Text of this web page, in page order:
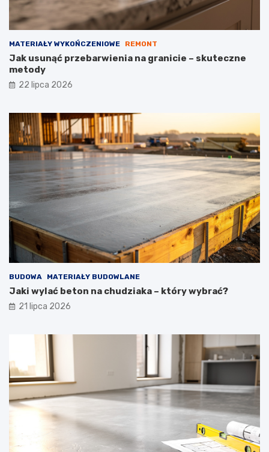
MATERIAŁY WYKOŃCZENIOWE REMONT
Jak usunąć przebarwienia na granicie – skuteczne
metody
22 lipca 2026
BUDOWA MATERIAŁY BUDOWLANE
Jaki wylać beton na chudziaka – który wybrać?
21 lipca 2026